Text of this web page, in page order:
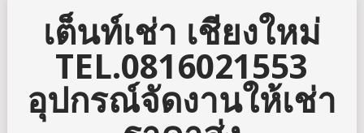
เต็นท์เช่า เชียงใหม่
TEL.0816021553
อุปกรณ์จัดงานให้เช่า